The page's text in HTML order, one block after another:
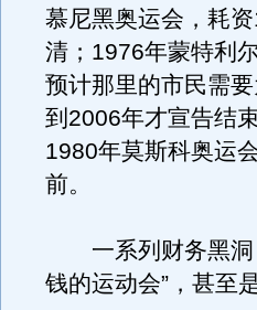
慕尼黑奥运会，耗
清；1976年蒙特利
预计那里的市民需
到2006年才宣告结
1980年莫斯科奥运
前。
一系列财务黑洞
钱的运动会”，甚至